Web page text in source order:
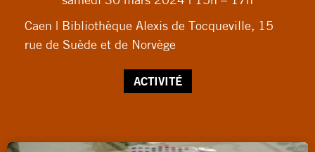
Caen | Bibliothèque Alexis de Tocqueville, 15
rue de Suède et de Norvège
ACTIVITÉ